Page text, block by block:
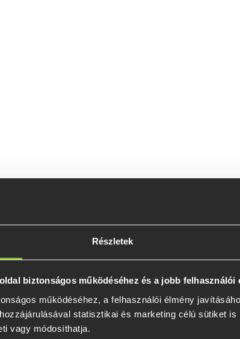
Részletek
biztonságos működéséhez és a jobb felhasználói
működéséhez, a felhasználói élmény
statisztikai és marketing célú sütiket is
vagy módosíthatja.